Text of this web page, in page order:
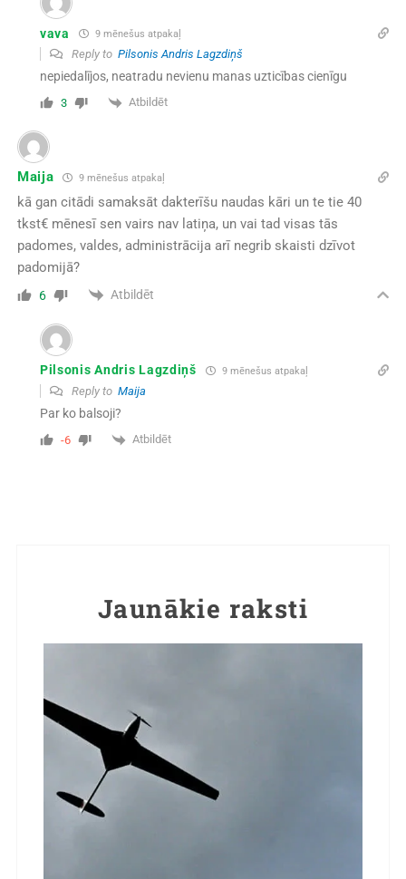
vava 9 mēnešus atpakaļ
Reply to Pilsonis Andris Lagzdiņš
nepiedalījos, neatradu nevienu manas uzticības cienīgu
3 Atbildēt
Maija 9 mēnešus atpakaļ
kā gan citādi samaksāt dakterīšu naudas kāri un te tie 40
tkst€ mēnesī sen vairs nav latiņa, un vai tad visas tās
padomes, valdes, administrācija arī negrib skaisti dzīvot
padomijā?
6 Atbildēt
Pilsonis Andris Lagzdiņš 9 mēnešus atpakaļ
Reply to Maija
Par ko balsoji?
-6 Atbildēt
Jaunākie raksti